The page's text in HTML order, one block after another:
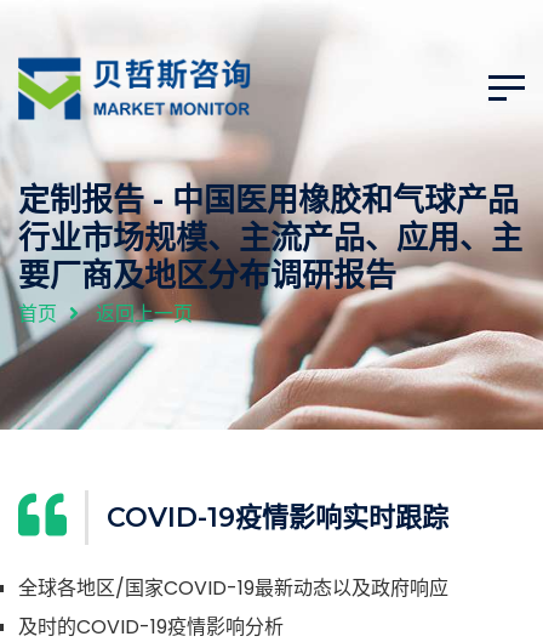
定制报告 - 中国医用橡胶和气球产品
行业市场规模、主流产品、应用、主
要厂商及地区分布调研报告
首页 返回上一页
COVID-19疫情影响实时跟踪
全球各地区/国家COVID-19最新动态以及政府响应
及时的COVID-19疫情影响分析